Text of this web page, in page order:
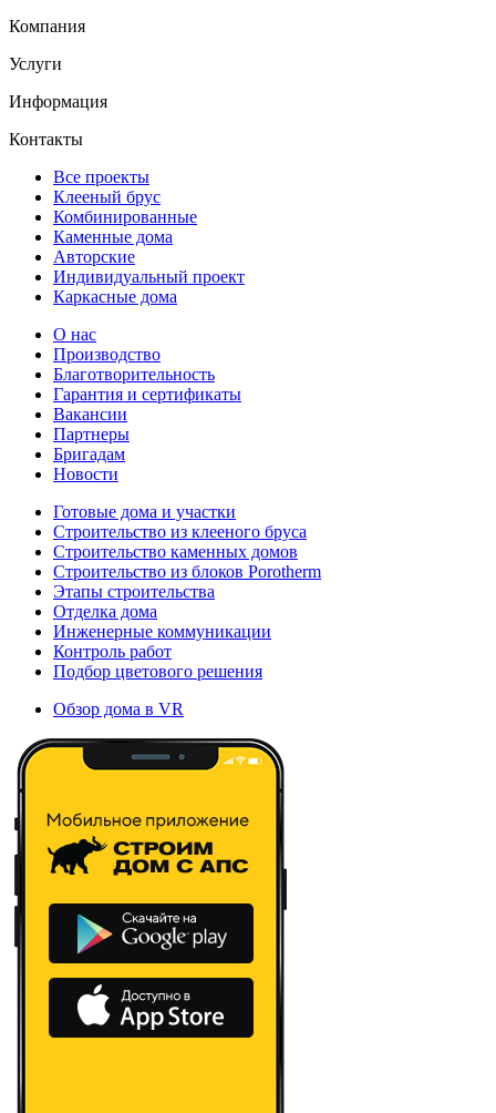
Компания
Услуги
Информация
Контакты
Все проекты
Клееный брус
Комбинированные
Каменные дома
Авторские
Индивидуальный проект
Каркасные дома
О нас
Производство
Благотворительность
Гарантия и сертификаты
Вакансии
Партнеры
Бригадам
Новости
Готовые дома и участки
Строительство из клееного бруса
Строительство каменных домов
Строительство из блоков Porotherm
Этапы строительства
Отделка дома
Инженерные коммуникации
Контроль работ
Подбор цветового решения
Обзор дома в VR